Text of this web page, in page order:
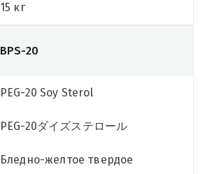
15 кг
BPS-20
PEG-20 Soy Sterol
PEG-20ダイズステロール
Бледно-желтое твердое